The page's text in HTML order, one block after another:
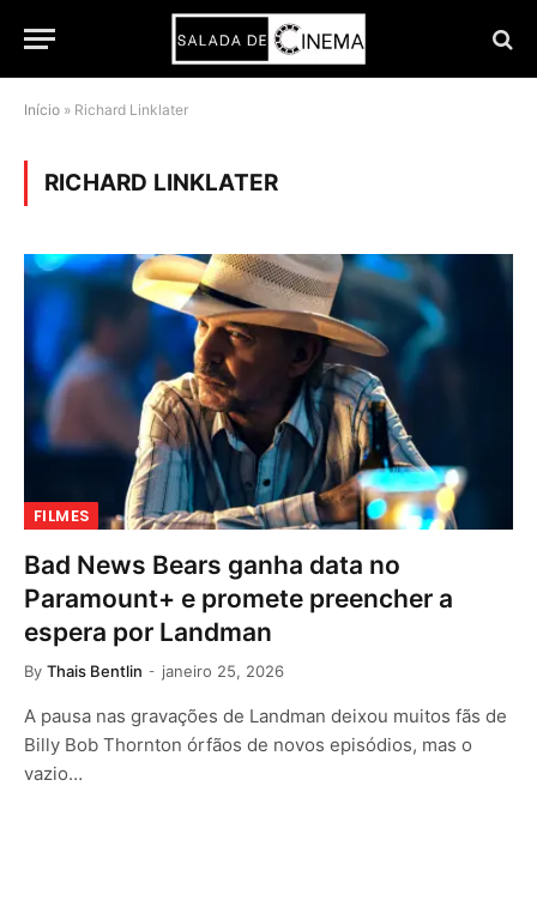
Início » Richard Linklater
RICHARD LINKLATER
FILMES
Bad News Bears ganha data no
Paramount+ e promete preencher a
espera por Landman
By Thais Bentlin janeiro 25, 2026
A pausa nas gravações de Landman deixou muitos fãs de
Billy Bob Thornton órfãos de novos episódios, mas o
vazio…